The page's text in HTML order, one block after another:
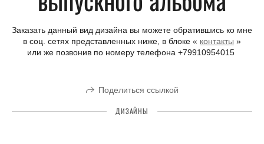
Заказать данный вид дизайна вы можете обратившись ко мне
в соц. сетях представленных ниже, в блоке « контакты »
или же позвонив по номеру телефона +79910954015
Поделиться ссылкой
ДИЗАЙНЫ